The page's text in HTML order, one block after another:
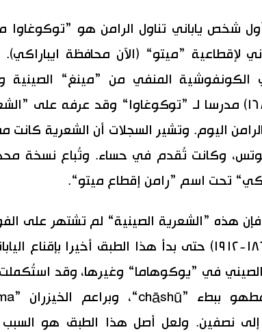
لإقطاعية ”ميتو“ (الآن محافظة
الكونفوشية المنفي من ”مينغ“
(١٦٠٠-١٦٨٢) مدرسا لـ ”توكوغاوا“ وقد عرفه على
اليوم. وتشير السجلات أن الشعرية
وكانت تُقدم في حساء. وتُباع نسخة
تحت اسم ”رامن إقطاع ميتو“.
هذه ”الشعرية الصينية“ لم تشتهر على
ميجي (١٨٦٨-١٩١٢) حتى بدأ هذا الطبق أخيرا
في ”يوكوهاما“ وغيرها، وقد
نصفين. ولعل أصل هذا الطبق هو السبب